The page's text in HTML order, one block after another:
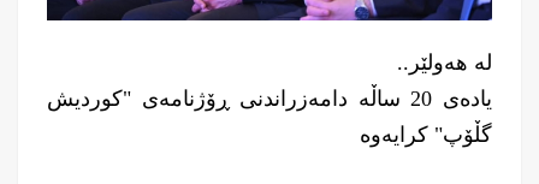
لە هەولێر..
یادەی 20 ساڵە دامەزراندنى ڕۆژنامەى "کوردیش
گڵۆپ" کرایەوە